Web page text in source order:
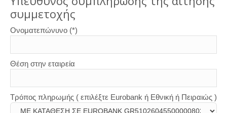
συμμετοχής
Ονοματεπώνυνο (*)
Θέση στην εταιρεία
Τρόπος πληρωμής ( επιλέξτε Eurobank ή Εθνική ή Πειραιώς )